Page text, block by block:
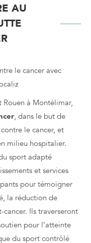
AU
le cancer avec
Rouen à Montélimar,
, dans le but de
le cancer, et
milieu hospitalier.
sport adapté
et services
pour témoigner
la réduction de
Ils traverseront
pour l’atteinte
du sport contrôlé